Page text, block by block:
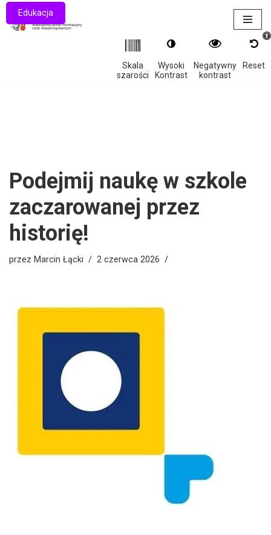
Skala
szarości
Wysoki
Kontrast
Negatywny
kontrast
Reset
Przejdź
Podejmij naukę w szkole
zaczarowanej przez
historię!
przez Marcin Łącki 2 czerwca 2026
Edukacja